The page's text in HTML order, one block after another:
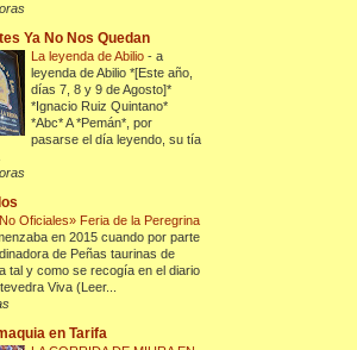
Ya No Nos Quedan
La leyenda de Abilio-a
leyenda de Abilio *[Este año,
días 7, 8 y 9 de Agosto]*
*Ignacio Ruiz Quintano*
*Abc* A *Pemán*, por
pasarse el día leyendo, su tía
Oficiales» Feria de la Peregrina
en 2015 cuando por parte
de Peñas taurinas de
tal y como se recogía en el diario
Viva (Leer...
en Tarifa